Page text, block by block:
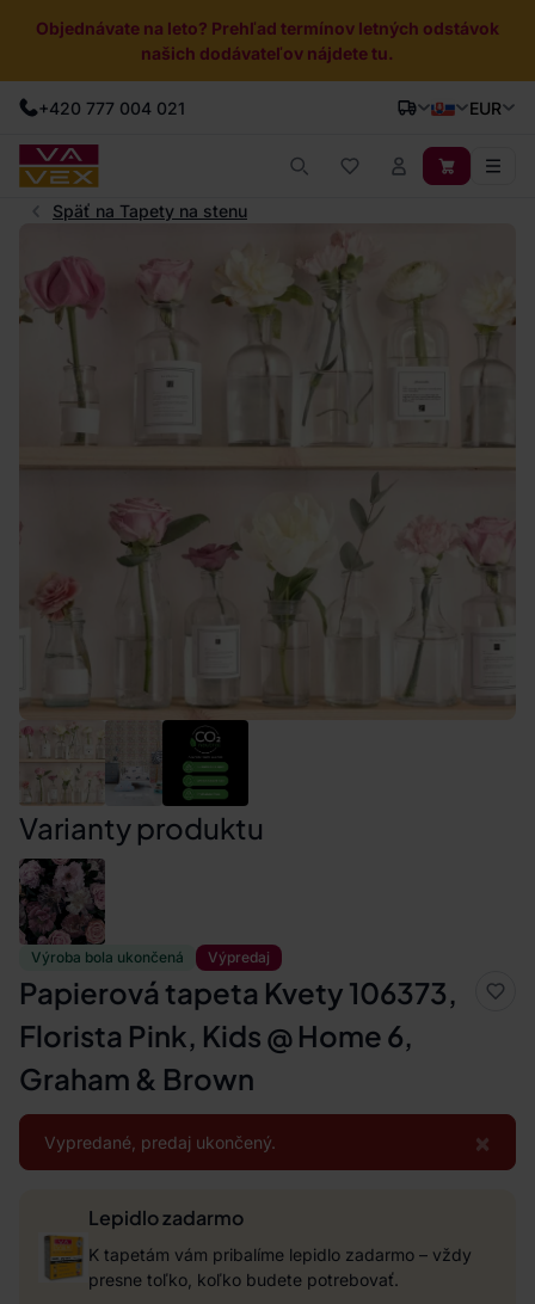
Objednávate na leto? Prehľad termínov letných odstávok
našich dodávateľov nájdete tu.
+420 777 004 021 EUR
Späť na Tapety na stenu
Výroba bola ukončená Výpredaj
Papierová tapeta Kvety 106373,
Florista Pink, Kids @ Home 6,
Graham & Brown
×
Vypredané, predaj ukončený.
Lepidlo zadarmo
K tapetám vám pribalíme lepidlo zadarmo – vždy
presne toľko, koľko budete potrebovať.
Varianty produktu